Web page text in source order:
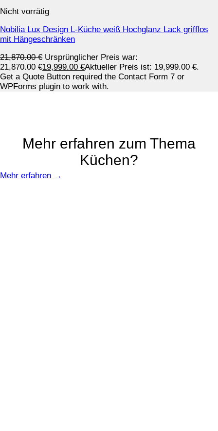
Nicht vorrätig
Nobilia Lux Design L-Küche weiß Hochglanz Lack grifflos
mit Hängeschränken
21,870.00€ Ursprünglicher Preis war:
21,870.00 €19,999.00 €Aktueller Preis ist: 19,999.00 €.
Get a Quote Button required the Contact Form 7 or
WPForms plugin to work with.
Mehr erfahren zum Thema
Küchen?
Mehr erfahren →